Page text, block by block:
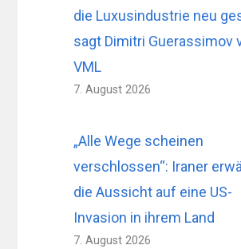
die Luxusindustrie neu
sagt Dimitri Guerassimov
VML
7. August 2026
„Alle Wege scheinen
verschlossen“: Iraner
die Aussicht auf eine US-
Invasion in ihrem Land
7. August 2026